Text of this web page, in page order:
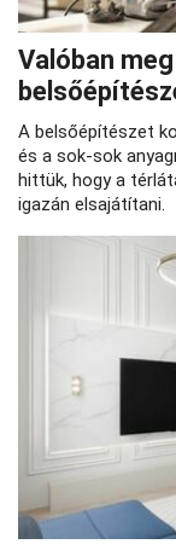
Valóban
A belsőépítészet
és a sok-sok
hittük, hogy a
igazán elsajátítani.